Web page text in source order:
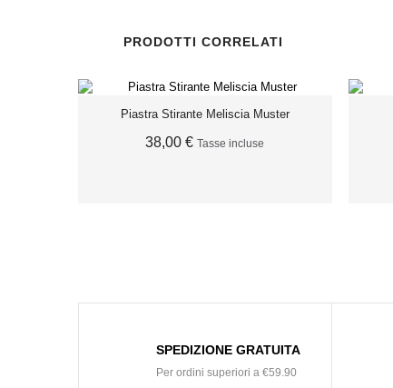
PRODOTTI CORRELATI
Piastra Stirante Meliscia Muster
38,00 € Tasse incluse
SPEDIZIONE GRATUITA
Per ordini superiori a €59.90